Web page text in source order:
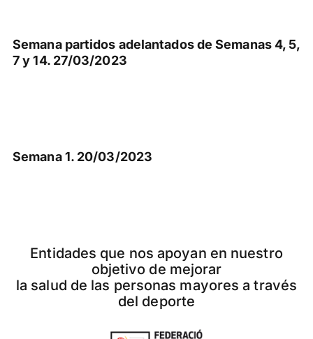
Semana partidos adelantados de Semanas 4, 5,
7 y 14. 27/03/2023
Semana 1. 20/03/2023
Entidades que nos apoyan en nuestro
objetivo de mejorar
la salud de las personas mayores a través
del deporte